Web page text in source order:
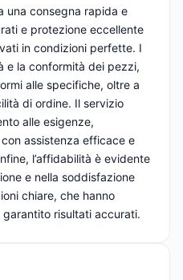
una consegna rapida e
e protezione eccellente
in condizioni perfette. I
e la conformità dei pezzi,
alle specifiche, oltre a
di ordine. Il servizio
alle esigenze,
assistenza efficace e
l’affidabilità è evidente
e nella soddisfazione
chiare, che hanno
risultati accurati.